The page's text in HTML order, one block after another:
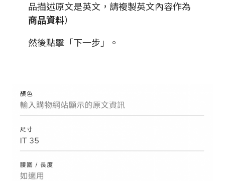
品描述原文是英文，請複製英文內容作為
商品資料）
然後點擊「下一步」。